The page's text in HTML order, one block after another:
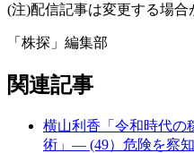
(注)配信記事は変更する場合
「株探」編集部
関連記事
横山利香「令和時代の
術」― (49）危険を察知